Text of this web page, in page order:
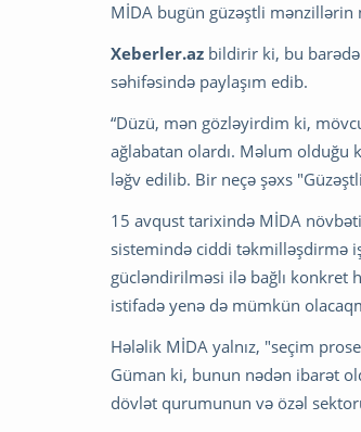
MİDA bugün güzəştli mənzillərin
Xeberler.az bildirir ki, bu
səhifəsində paylaşım edib.
“Düzü, mən gözləyirdim ki,
ağlabatan olardı. Məlum olduğu
ləğv edilib. Bir neçə şəxs
15 avqust tarixində MİDA növbəti
sistemində ciddi təkmilləşdirmə
gücləndirilməsi ilə bağlı konkret
istifadə yenə də mümkün
Hələlik MİDA yalnız, "seçim
Güman ki, bunun nədən ibarət
dövlət qurumunun və özəl